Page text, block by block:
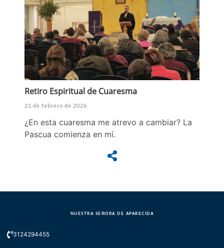
Retiro Espiritual de Cuaresma
21 de febrero de 2026
¿En esta cuaresma me atrevo a cambiar? La
Pascua comienza en mí.
NUESTRA SEÑORA DE APARECIDA
3124294455